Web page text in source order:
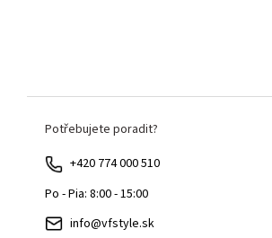
Potřebujete poradit?
+420 774 000 510
Po - Pia: 8:00 - 15:00
info@vfstyle.sk